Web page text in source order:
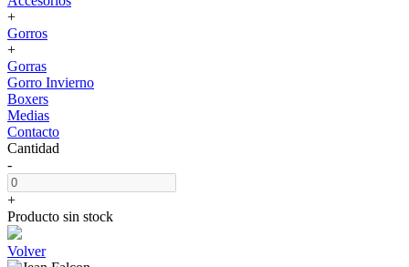
+
Gorros
+
Gorras
Gorro Invierno
Boxers
Medias
Contacto
Cantidad
-
+
Producto sin stock
Volver